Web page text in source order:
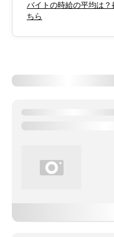
バイトの時給の平均は
ちら